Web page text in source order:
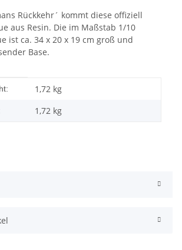
Rückkehr´ kommt diese offiziell
aus Resin. Die im Maßstab 1/10
ist ca. 34 x 20 x 19 cm groß und
Base.
1,72 kg
1,72 kg